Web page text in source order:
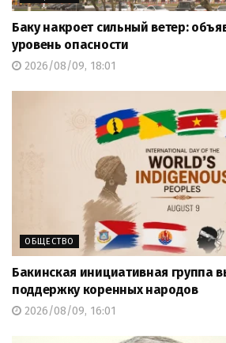
Баку накроет сильный ветер:
уровень опасности
2026/08/09, 18:01
ОБЩЕСТВО
Бакинская инициативная группа
поддержку коренных народов
2026/08/09, 16:01